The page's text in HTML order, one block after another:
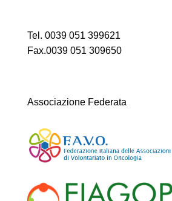
Tel. 0039 051 399621
Fax.0039 051 309650
Associazione Federata